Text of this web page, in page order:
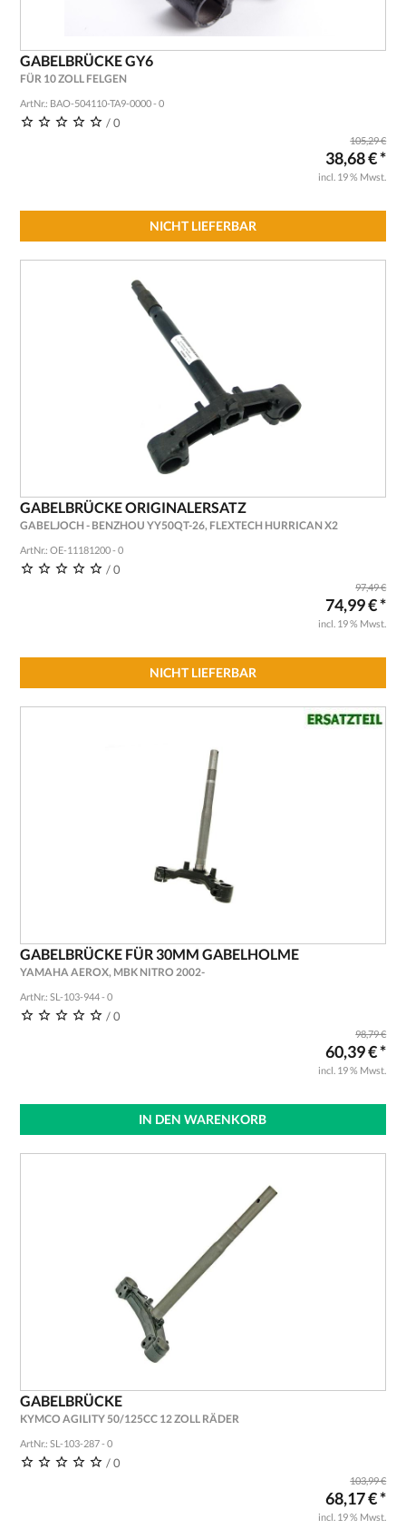
GABELBRÜCKE GY6
FÜR 10 ZOLL FELGEN
ArtNr.: BAO-504110-TA9-0000 - 0
/ 0
105,29 €
38,68 € *
incl. 19 % Mwst.
NICHT LIEFERBAR
GABELBRÜCKE ORIGINALERSATZ
GABELJOCH - BENZHOU YY50QT-26, FLEXTECH HURRICAN X2
ArtNr.: OE-11181200 - 0
/ 0
97,49 €
74,99 € *
incl. 19 % Mwst.
NICHT LIEFERBAR
GABELBRÜCKE FÜR 30MM GABELHOLME
YAMAHA AEROX, MBK NITRO 2002-
ArtNr.: SL-103-944 - 0
/ 0
98,79 €
60,39 € *
incl. 19 % Mwst.
IN DEN WARENKORB
GABELBRÜCKE
KYMCO AGILITY 50/125CC 12 ZOLL RÄDER
ArtNr.: SL-103-287 - 0
/ 0
103,99 €
68,17 € *
incl. 19 % Mwst.